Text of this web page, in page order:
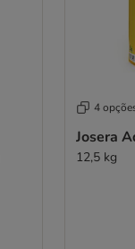
4
Josera
12,5 kg